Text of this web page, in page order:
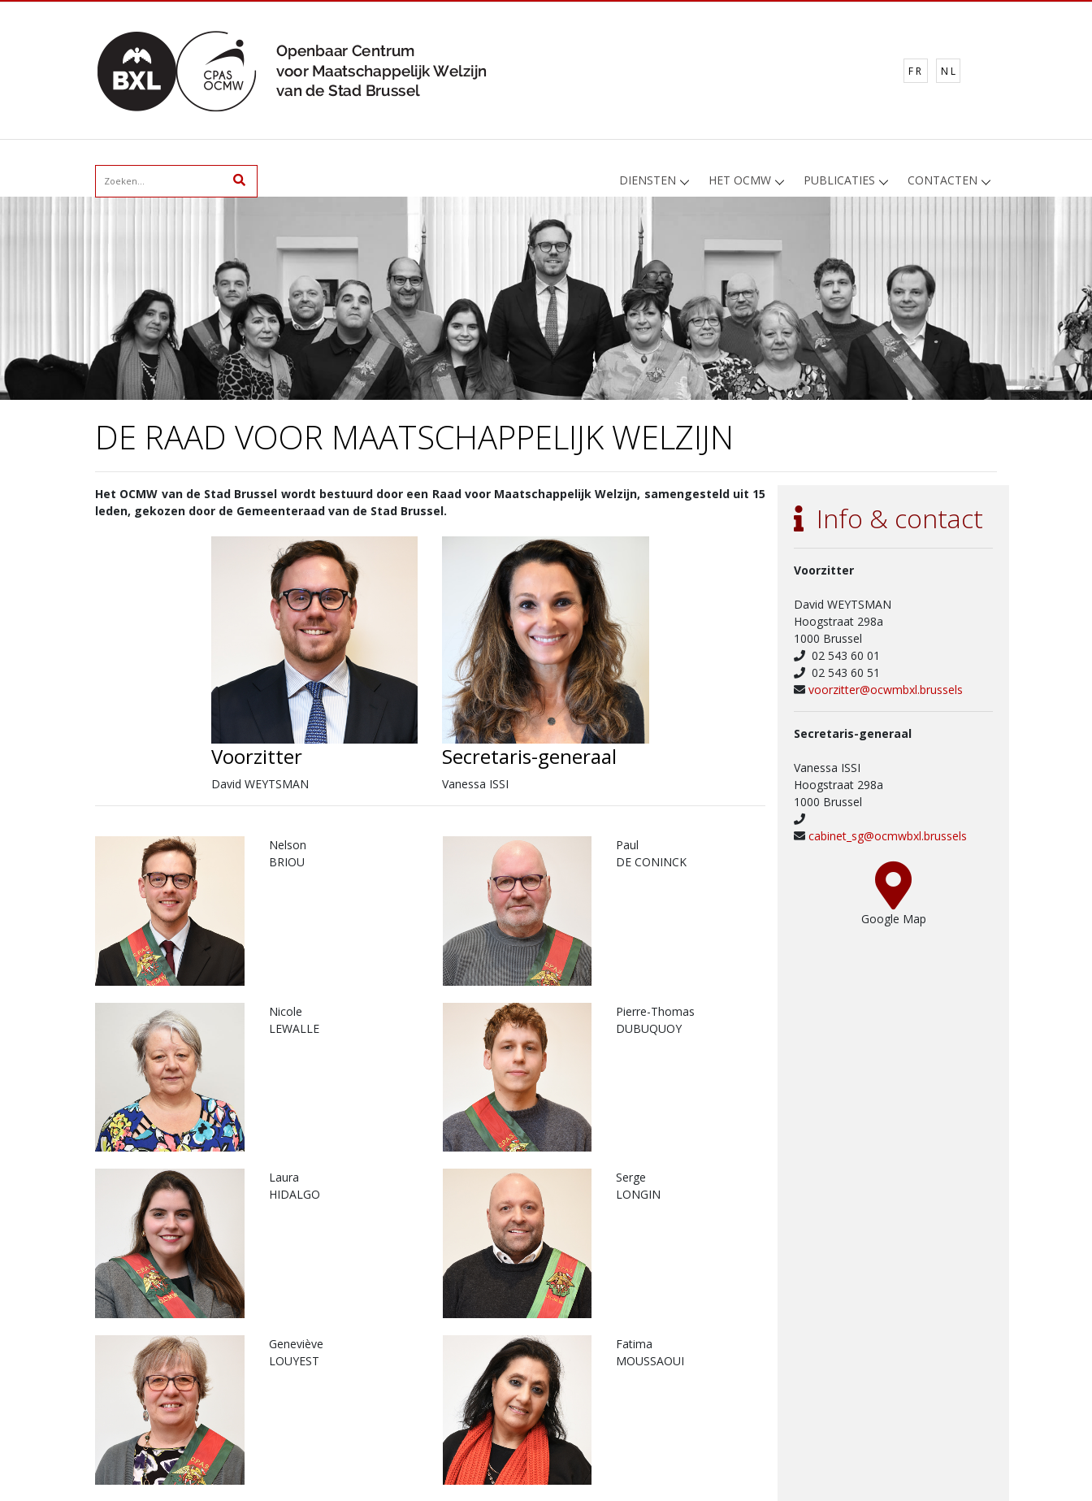
FR NL
DIENSTEN HET OCMW PUBLICATIES CONTACTEN
DE RAAD VOOR MAATSCHAPPELIJK WELZIJN
Het OCMW van de Stad Brussel wordt bestuurd door een Raad voor Maatschappelijk Welzijn, samengesteld uit 15
leden, gekozen door de Gemeenteraad van de Stad Brussel.
Voorzitter
David WEYTSMAN
Secretaris-generaal
Vanessa ISSI
Nelson
BRIOU
Paul
DE CONINCK
Nicole
LEWALLE
Pierre-Thomas
DUBUQUOY
Laura
HIDALGO
Serge
LONGIN
Geneviève
LOUYEST
Fatima
MOUSSAOUI
Info & contact
Voorzitter
David WEYTSMAN
Hoogstraat 298a
1000 Brussel
02 543 60 01
02 543 60 51
voorzitter@ocwmbxl.brussels
Secretaris-generaal
Vanessa ISSI
Hoogstraat 298a
1000 Brussel
cabinet_sg@ocmwbxl.brussels
Google Map